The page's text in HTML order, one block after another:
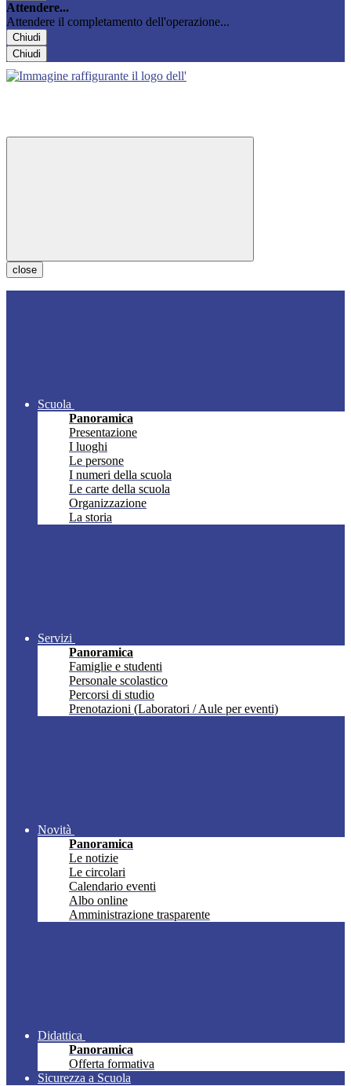
Attendere...
Attendere il completamento dell'operazione...
Chiudi
Chiudi
close
Scuola
Panoramica
Presentazione
I luoghi
Le persone
I numeri della scuola
Le carte della scuola
Organizzazione
La storia
Servizi
Panoramica
Famiglie e studenti
Personale scolastico
Percorsi di studio
Prenotazioni (Laboratori / Aule per eventi)
Novità
Panoramica
Le notizie
Le circolari
Calendario eventi
Albo online
Amministrazione trasparente
Didattica
Panoramica
Offerta formativa
Sicurezza a Scuola